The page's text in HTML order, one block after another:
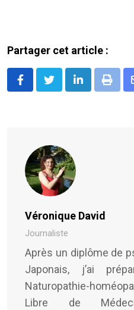
Partager cet article :
LinkedInPrint
Véronique David
Journaliste
Après un diplôme de
Japonais, j’ai
Naturopathie-
Libre de